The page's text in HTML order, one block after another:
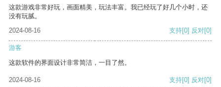
这款游戏非常好玩，画面精美，玩法丰富。我已经玩了好几个小时，还
没有玩腻。
2024-08-16
支持[0] 反对[0]
游客
这款软件的界面设计非常简洁，一目了然。
2024-08-16 支持[0] 反对[0]